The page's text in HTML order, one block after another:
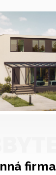
firma